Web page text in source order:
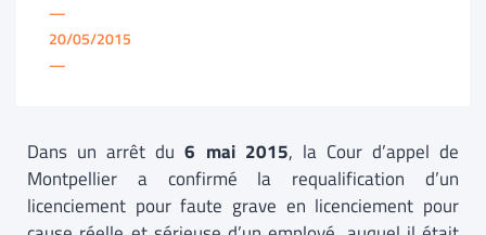
—
20/05/2015
—
Dans un arrêt du6 mai 2015, la Cour d’appel de
Montpellier a confirmé la requalification d’un
licenciement pour faute grave en licenciement pour